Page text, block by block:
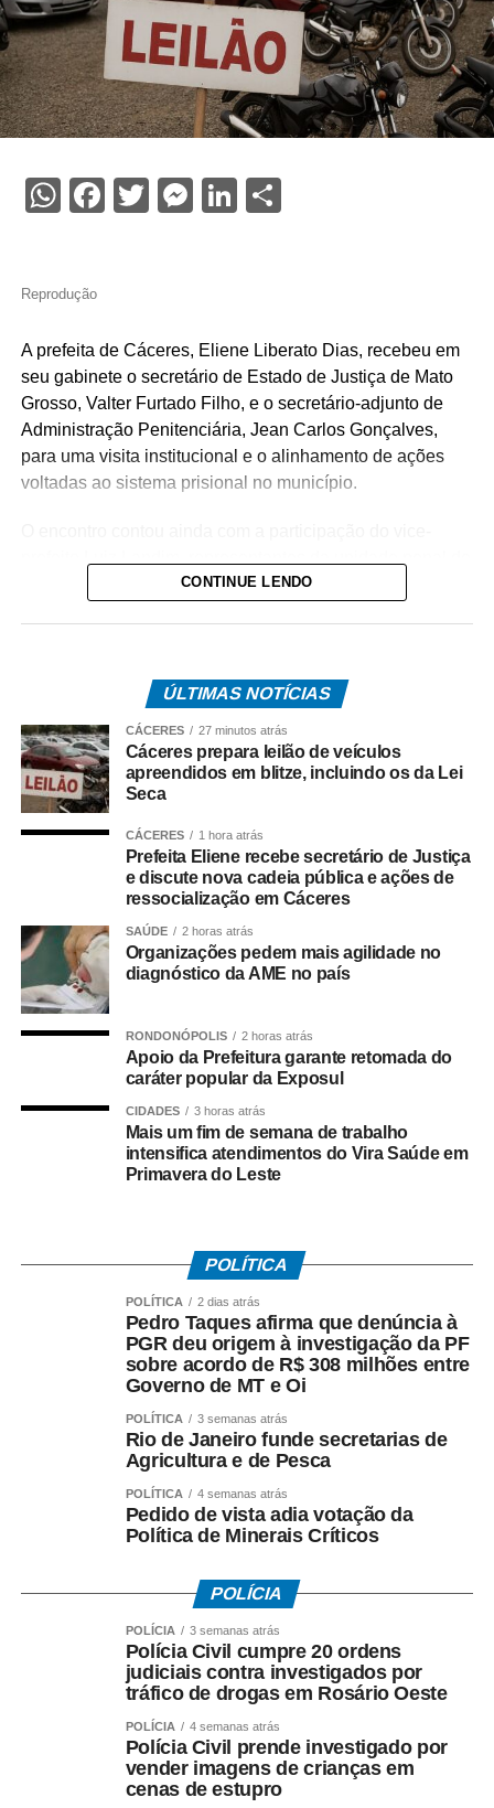
WhatsApp
Facebook
Twitter
Messenger
LinkedIn
Share
Reprodução
A prefeita de Cáceres, Eliene Liberato Dias, recebeu em
seu gabinete o secretário de Estado de Justiça de Mato
Grosso, Valter Furtado Filho, e o secretário-adjunto de
Administração Penitenciária, Jean Carlos Gonçalves,
para uma visita institucional e o alinhamento de ações
voltadas ao sistema prisional no município.
Cáceres e secretários municipais.
empreendimento que deverá ampliar e modernizar a
estrutura penitenciária do município, proporcionando
melhores condições de funcionamento do sistema e
fortalecendo as políticas de segurança pública na região.
Durante a reunião, os representantes do Governo de
Mato Grosso também reforçaram a importância das
políticas de ressocialização, qualificação profissional e
preparação para o mercado de trabalho destinadas às
pessoas privadas de liberdade e aos egressos do
sistema prisional.
Uma das possibilidades discutidas foi o estabelecimento
de artefatos de concreto dentro da unidade prisional. Pela
proposta, a Prefeitura poderá disponibilizar materiais para
das normas do sistema penitenciário, na fabricação de
peças como manilhas e outros produtos de concreto.
drenagem e melhorias da infraestrutura urbana e rural,
criando uma iniciativa que une aproveitamento de mão de
obra, capacitação profissional, ressocialização e
benefício direto à população.
O secretário Valter Furtado Filho destacou que o Governo
do Estado busca ampliar projetos que ofereçam
oportunidades concretas de trabalho e aprendizado às
pessoas privadas de liberdade, contribuindo para que
elas possam retornar à sociedade com novas
fundamental para fortalecer iniciativas que aproximem o
qualificação, criando condições para a reinserção social
e profissional dos reeducandos.
Para a prefeita Eliene Liberato Dias, a aproximação
institucional entre Prefeitura e Governo do Estado permite
construir soluções que atendam tanto às necessidades
do município quanto às políticas de ressocialização.
CONTINUE LENDO
ÚLTIMAS NOTÍCIAS
CÁCERES 27 minutos atrás
Cáceres prepara leilão de veículos
apreendidos em blitze, incluindo os da Lei
Seca
CÁCERES 1 hora atrás
Prefeita Eliene recebe secretário de Justiça
e discute nova cadeia pública e ações de
ressocialização em Cáceres
SAÚDE 2 horas atrás
Organizações pedem mais agilidade no
diagnóstico da AME no país
RONDONÓPOLIS 2 horas atrás
Apoio da Prefeitura garante retomada do
caráter popular da Exposul
CIDADES 3 horas atrás
Mais um fim de semana de trabalho
intensifica atendimentos do Vira Saúde em
Primavera do Leste
POLÍTICA
POLÍTICA 2 dias atrás
Pedro Taques afirma que denúncia à
PGR deu origem à investigação da PF
sobre acordo de R$ 308 milhões entre
Governo de MT e Oi
POLÍTICA 3 semanas atrás
Rio de Janeiro funde secretarias de
Agricultura e de Pesca
POLÍTICA 4 semanas atrás
Pedido de vista adia votação da
Política de Minerais Críticos
POLÍCIA
POLÍCIA 3 semanas atrás
Polícia Civil cumpre 20 ordens
judiciais contra investigados por
tráfico de drogas em Rosário Oeste
POLÍCIA 4 semanas atrás
Polícia Civil prende investigado por
vender imagens de crianças em
cenas de estupro